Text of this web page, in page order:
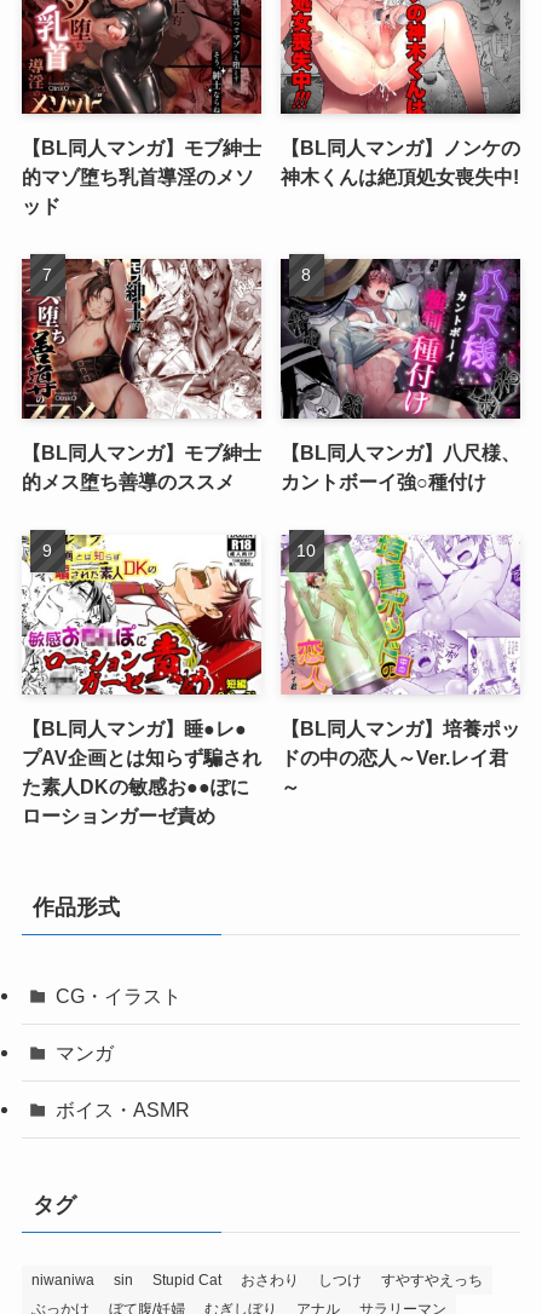
【BL同人マンガ】モブ紳士
的マゾ堕ち乳首導淫のメソ
ッド
【BL同人マンガ】ノンケの
神木くんは絶頂処女喪失中!
【BL同人マンガ】モブ紳士
的メス堕ち善導のススメ
【BL同人マンガ】八尺様、
カントボーイ強○種付け
【BL同人マンガ】睡●レ●
プAV企画とは知らず騙され
た素人DKの敏感お●●ぽに
ローションガーゼ責め
【BL同人マンガ】培養ポッ
ドの中の恋人～Ver.レイ君
～
作品形式
CG・イラスト
マンガ
ボイス・ASMR
タグ
niwaniwa sin Stupid Cat おさわり しつけ
すやすやえっち
ぶっかけ
ぼて腹/妊婦 むぎしぼり アナル サラリーマン